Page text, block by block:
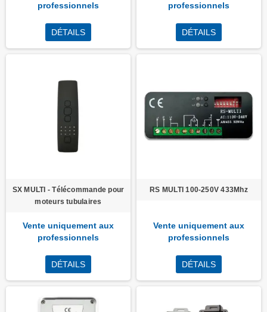
professionnels
DÉTAILS
professionnels
DÉTAILS
SX MULTI - Télécommande pour
moteurs tubulaires
Vente uniquement aux
professionnels
DÉTAILS
RS MULTI 100-250V 433Mhz
Vente uniquement aux
professionnels
DÉTAILS